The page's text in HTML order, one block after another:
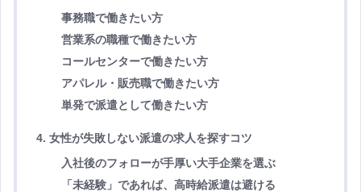
事務職で働きたい方
営業系の職種で働きたい方
コールセンターで働きたい方
アパレル・販売職で働きたい方
単発で派遣として働きたい方
4. 女性が失敗しない派遣の求人を探すコツ
入社後のフォローが手厚い大手企業を選ぶ
「未経験」であれば、高時給派遣は避ける